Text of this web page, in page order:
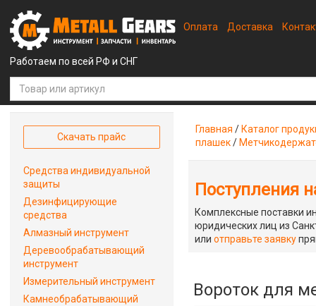
Работаем по всей РФ и СНГ
Оплата Доставка
Главная / Каталог
плашек/
Поступления
Комплексные поставки
юридических лиц из
илиотправьте заявку
Вороток для
Скачать прайс
Средства индивидуальной
защиты
Дезинфицирующие
средства
Алмазный инструмент
Деревообрабатывающий
инструмент
Измерительный инструмент
Камнеобрабатывающий